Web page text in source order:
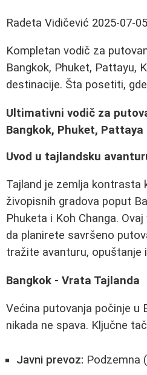
Radeta Vidičević 2025-07-05
Kompletan vodič za
Bangkok, Phuket, Pattayu,
destinacije. Šta posetiti,
Ultimativni vodič za
Bangkok, Phuket, Pattaya
Uvod u tajlandsku
Tajland je zemlja kontrasta
živopisnih gradova poput
Phuketa i Koh Changa.
da planirete savršeno
tražite avanturu, opuštanje
Bangkok - Vrata Tajlanda
Većina putovanja počinje u
nikada ne spava. Ključne
Javni prevoz: Podzemna